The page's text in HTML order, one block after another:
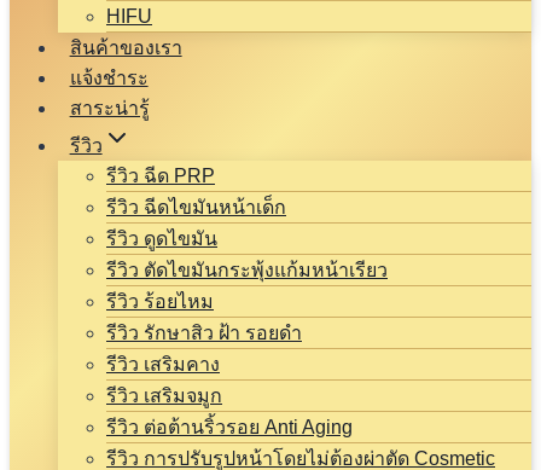
HIFU
สินค้าของเรา
แจ้งชำระ
สาระน่ารู้
รีวิว
รีวิว ฉีด PRP
รีวิว ฉีดไขมันหน้าเด็ก
รีวิว ดูดไขมัน
รีวิว ตัดไขมันกระพุ้งแก้มหน้าเรียว
รีวิว ร้อยไหม
รีวิว รักษาสิว ฝ้า รอยดำ
รีวิว เสริมคาง
รีวิว เสริมจมูก
รีวิว ต่อต้านริ้วรอย Anti Aging
รีวิว การปรับรูปหน้าโดยไม่ต้องผ่าตัด Cosmetic